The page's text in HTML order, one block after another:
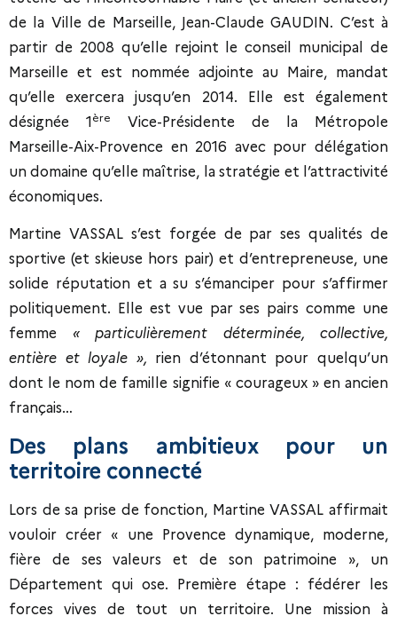
de la Ville de Marseille, Jean-Claude GAUDIN. C’est à
partir de 2008 qu’elle rejoint le conseil municipal de
Marseille et est nommée adjointe au Maire, mandat
qu’elle exercera jusqu’en 2014. Elle est également
désignée 1ère
Vice-Présidente de la Métropole
Marseille-Aix-Provence en 2016 avec pour délégation
un domaine qu’elle maîtrise, la stratégie et l’attractivité
économiques.
Martine VASSAL s’est forgée de par ses qualités de
sportive (et skieuse hors pair) et d’entrepreneuse, une
solide réputation et a su s’émanciper pour s’affirmer
politiquement. Elle est vue par ses pairs comme une
femme « particulièrement déterminée, collective,
entière et loyale », rien d’étonnant pour quelqu’un
dont le nom de famille signifie « courageux » en ancien
français…
Des plans ambitieux pour un
territoire connecté
Lors de sa prise de fonction, Martine VASSAL affirmait
vouloir créer « une Provence dynamique, moderne,
fière de ses valeurs et de son patrimoine », un
Département qui ose. Première étape : fédérer les
forces vives de tout un territoire. Une mission à